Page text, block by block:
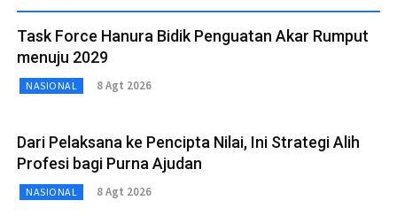
Task Force Hanura Bidik Penguatan Akar Rumput
menuju 2029
NASIONAL 8 Agt 2026
Dari Pelaksana ke Pencipta Nilai, Ini Strategi Alih
Profesi bagi Purna Ajudan
NASIONAL 8 Agt 2026